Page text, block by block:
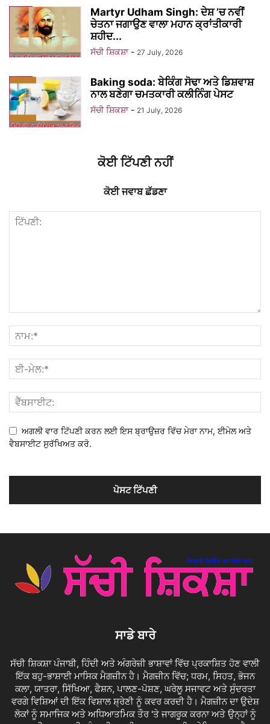
Martyr Udham Singh: ਦੇਸ਼ ’ਚ ਨਵੀਂ
ਚੇਤਨਾ ਜਗਾਉਣ ਵਾਲਾ ਮਹਾਨ ਕ੍ਰਾਂਤੀਕਾਰੀ
ਸ਼ਹੀਦ...
ਸੱਚੀ ਸ਼ਿਕਸ਼ਾ - 27 July, 2026
Baking soda: ਬੇਕਿੰਗ ਸੋਢਾ ਅਤੇ ਡਿਸ਼ਵਾਸ਼
ਨਾਲ ਬਣੇਗਾ ਚਮਤਕਾਰੀ ਕਲੀਨਿੰਗ ਪੇਸਟ
ਸੱਚੀ ਸ਼ਿਕਸ਼ਾ - 21 July, 2026
ਕੋਈ ਟਿੱਪਣੀ ਨਹੀਂ
ਕੋਈ ਜਵਾਬ ਛੱਡਣਾ
ਅਗਲੀ ਵਾਰ ਟਿੱਪਣੀ ਕਰਨ ਲਈ ਇਸ ਬ੍ਰਾਉਜ਼ਰ ਵਿੱਚ ਮੇਰਾ ਨਾਮ, ਈਮੇਲ ਅਤੇ
ਵੈਬਸਾਈਟ ਸੁਰੱਖਿਅਤ ਕਰੋ.
ਸਾਡੇ ਬਾਰੇ
ਸੱਚੀ ਸ਼ਿਕਸ਼ਾ ਪੰਜਾਬੀ, ਹਿੰਦੀ ਅਤੇ ਅੰਗਰੇਜ਼ੀ ਭਾਸ਼ਾਵਾਂ ਵਿੱਚ ਪ੍ਰਕਾਸ਼ਿਤ ਹੋਣ ਵਾਲੀ
ਇੱਕ ਬਹੁ-ਭਾਸ਼ਾਈ ਮਾਸਿਕ ਮੈਗਜ਼ੀਨ ਹੈ। ਮੈਗਜ਼ੀਨ ਵਿੱਚ; ਧਰਮ, ਸਿਹਤ, ਭੋਜਨ
ਕਲਾ, ਯਾਤਰਾ, ਸਿੱਖਿਆ, ਫੈਸ਼ਨ, ਪਾਲਣ-ਪੋਸ਼ਣ, ਘਰੇਲੂ ਸਜਾਵਟ ਅਤੇ ਸੁੰਦਰਤਾ
ਵਰਗੇ ਵਿਸ਼ਿਆਂ ਦੀ ਇੱਕ ਵਿਸ਼ਾਲ ਸ਼੍ਰੇਣੀ ਨੂੰ ਕਵਰ ਕਰਦੀ ਹੈ। ਮੈਗਜ਼ੀਨ ਦਾ ਉਦੇਸ਼
ਲੋਕਾਂ ਨੂੰ ਸਮਾਜਿਕ ਅਤੇ ਅਧਿਆਤਮਿਕ ਤੌਰ 'ਤੇ ਜਾਗਰੂਕ ਕਰਨਾ ਅਤੇ ਉਨ੍ਹਾਂ ਨੂੰ